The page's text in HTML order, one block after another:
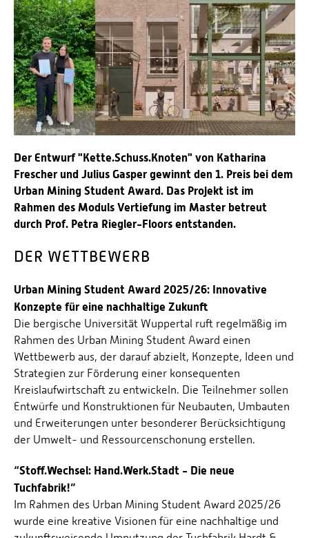
Der Entwurf "Kette.Schuss.Knoten" von Katharina
Frescher und Julius Gasper gewinnt den 1. Preis bei dem
Urban Mining Student Award. Das Projekt ist im
Rahmen des Moduls Vertiefung im Master betreut
durch Prof. Petra Riegler-Floors entstanden.
DER WETTBEWERB
Urban Mining Student Award 2025/26: Innovative
Konzepte für eine nachhaltige Zukunft
Die bergische Universität Wuppertal ruft regelmäßig im
Rahmen des Urban Mining Student Award einen
Wettbewerb aus, der darauf abzielt, Konzepte, Ideen und
Strategien zur Förderung einer konsequenten
Kreislaufwirtschaft zu entwickeln. Die Teilnehmer sollen
Entwürfe und Konstruktionen für Neubauten, Umbauten
und Erweiterungen unter besonderer Berücksichtigung
der Umwelt- und Ressourcenschonung erstellen.
“Stoff.Wechsel: Hand.Werk.Stadt - Die neue
Tuchfabrik!”
Im Rahmen des Urban Mining Student Award 2025/26
wurde eine kreative Visionen für eine nachhaltige und